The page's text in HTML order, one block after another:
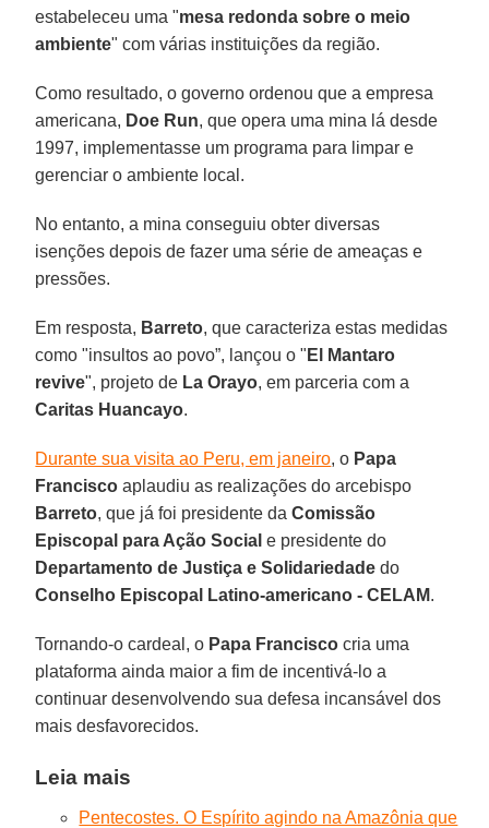
estabeleceu uma "mesa redonda sobre o meio
ambiente" com várias instituições da região.
Como resultado, o governo ordenou que a empresa
americana, Doe Run, que opera uma mina lá desde
1997, implementasse um programa para limpar e
gerenciar o ambiente local.
No entanto, a mina conseguiu obter diversas
isenções depois de fazer uma série de ameaças e
pressões.
Em resposta, Barreto, que caracteriza estas medidas
como "insultos ao povo”, lançou o " El Mantaro
revive", projeto de La Orayo, em parceria com a
Caritas Huancayo.
Durante sua visita ao Peru, em janeiro, o Papa
Francisco aplaudiu as realizações do arcebispo
Barreto, que já foi presidente daComissão
Episcopal para Ação Social e presidente do
Departamento de Justiça e Solidariedade do
Conselho Episcopal Latino-americano - CELAM.
Tornando-o cardeal, o Papa Francisco cria uma
plataforma ainda maior a fim de incentivá-lo a
continuar desenvolvendo sua defesa incansável dos
mais desfavorecidos.
Leia mais
Pentecostes. O Espírito agindo na Amazônia que